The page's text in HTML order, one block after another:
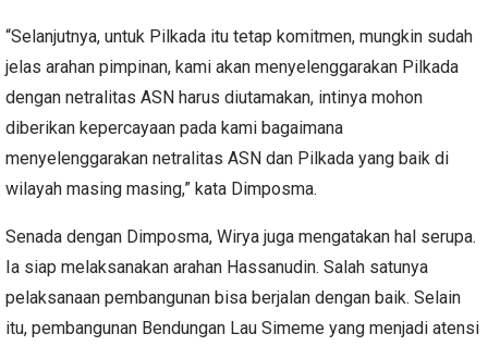
“Selanjutnya, untuk Pilkada itu tetap komitmen, mungkin sudah
jelas arahan pimpinan, kami akan menyelenggarakan Pilkada
dengan netralitas ASN harus diutamakan, intinya mohon
diberikan kepercayaan pada kami bagaimana
menyelenggarakan netralitas ASN dan Pilkada yang baik di
wilayah masing masing,” kata Dimposma.
Senada dengan Dimposma, Wirya juga mengatakan hal serupa.
Ia siap melaksanakan arahan Hassanudin. Salah satunya
pelaksanaan pembangunan bisa berjalan dengan baik. Selain
itu, pembangunan Bendungan Lau Simeme yang menjadi atensi